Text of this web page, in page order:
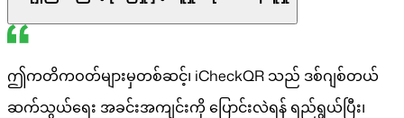
ဤကတိကဝတ်များမှတစ်ဆင့်၊ iCheckQR သည် ဒစ်ဂျစ်တယ်
ဆက်သွယ်ရေး အခင်းအကျင်းကို ပြောင်းလဲရန် ရည်ရွယ်ပြီး၊